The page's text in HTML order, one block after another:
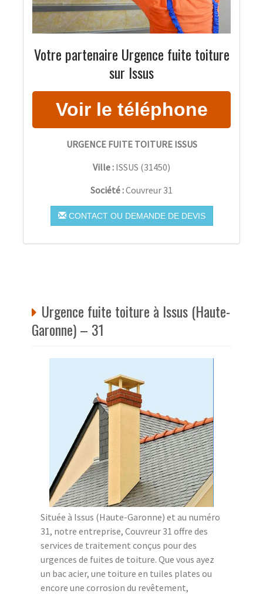
Votre partenaire Urgence fuite toiture
sur Issus
URGENCE FUITE TOITURE ISSUS
Ville : ISSUS (31450)
Société :Couvreur 31
CONTACT OU DEMANDE DE DEVIS
Urgence fuite toiture à Issus (Haute-
Garonne) – 31
Située à Issus (Haute-Garonne) et au numéro
31, notre entreprise, Couvreur 31 offre des
services de traitement conçus pour des
urgences de fuites de toiture. Que vous ayez
un bac acier, une toiture en tuiles plates ou
encore une corrosion du revêtement,